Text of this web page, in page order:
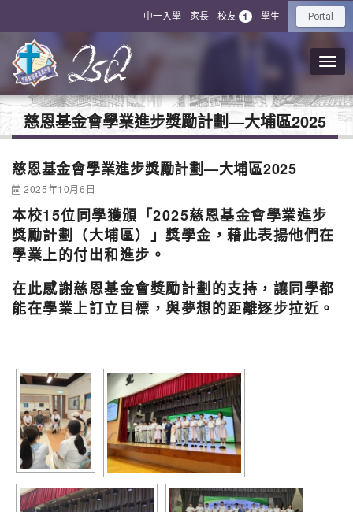
中一入學 家長 校友 1 學生 Portal
慈恩基金會學業進步獎勵計劃—大埔區2025
慈恩基金會學業進步獎勵計劃—大埔區2025
2025年10月6日
本校15位同學獲頒「2025慈恩基金會學業進步
獎勵計劃（大埔區）」獎學金，藉此表揚他們在
學業上的付出和進步。
在此感謝慈恩基金會獎勵計劃的支持，讓同學都
能在學業上訂立目標，與夢想的距離逐步拉近。